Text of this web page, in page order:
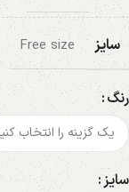
سایز Free size
رنگ
سایز